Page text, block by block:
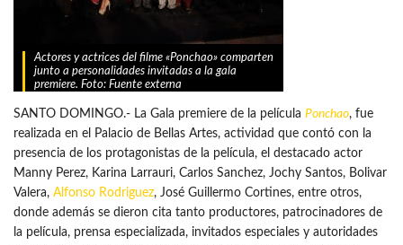
Actores y actrices del filme «Ponchao» comparten
junto a personalidades invitadas a la gala
premiere. Foto: Fuente externa
SANTO DOMINGO.- La Gala premiere de la película Ponchao, fue
realizada en el Palacio de Bellas Artes, actividad que contó con la
presencia de los protagonistas de la película, el destacado actor
Manny Perez, Karina Larrauri, Carlos Sanchez, Jochy Santos, Bolivar
Valera, Alfonso Rodriguez, José Guillermo Cortines, entre otros,
donde además se dieron cita tanto productores, patrocinadores de
la película, prensa especializada, invitados especiales y autoridades